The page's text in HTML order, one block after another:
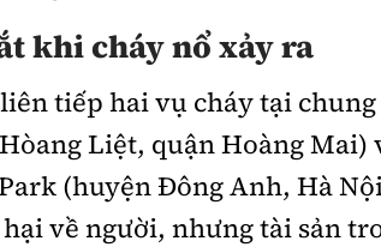
khi cháy nổ xảy ra
tiếp hai vụ cháy tại
Liệt, quận Hoàng Mai)
(huyện Đông Anh, Hà
về người, nhưng tài sản